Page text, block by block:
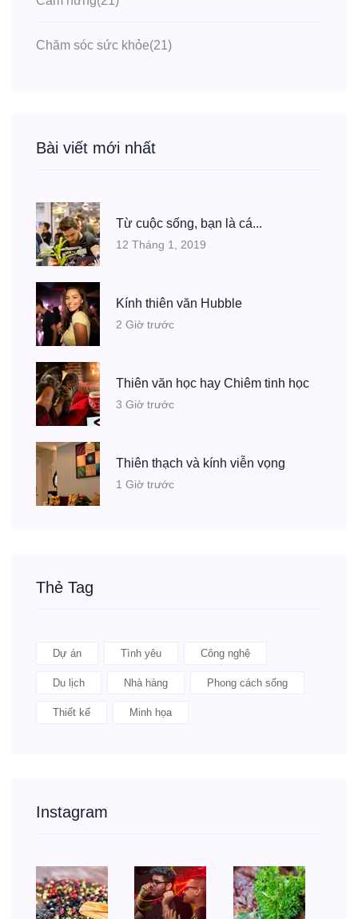
Chăm sóc sức khỏe(21)
Bài viết mới nhất
Từ cuộc sống, bạn là cá...
12 Tháng 1, 2019
Kính thiên văn Hubble
2 Giờ trước
Thiên văn học hay Chiêm tinh học
3 Giờ trước
Thiên thạch và kính viễn vọng
1 Giờ trước
Thẻ Tag
Dự án Tình yêu Công nghệ
Du lịch Nhà hàng Phong cách sống
Thiết kế Minh họa
Instagram